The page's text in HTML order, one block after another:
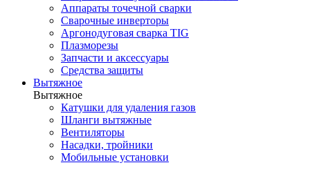
Аппараты точечной сварки
Сварочные инверторы
Аргонодуговая сварка TIG
Плазморезы
Запчасти и аксессуары
Средства защиты
Вытяжное
Вытяжное
Катушки для удаления газов
Шланги вытяжные
Вентиляторы
Насадки, тройники
Мобильные установки